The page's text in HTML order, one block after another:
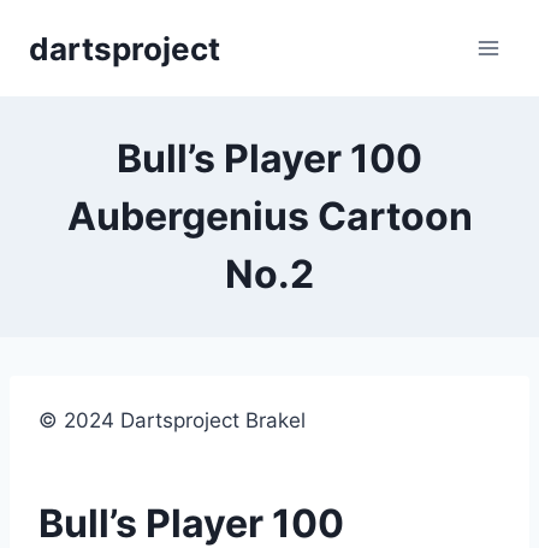
dartsproject
Bull’s Player 100
Aubergenius Cartoon
No.2
© 2024 Dartsproject Brakel
Bull’s Player 100